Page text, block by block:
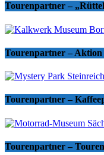
Tourenpartner –
Tourenpartner –
Tourenpartner –
Tourenpartner –